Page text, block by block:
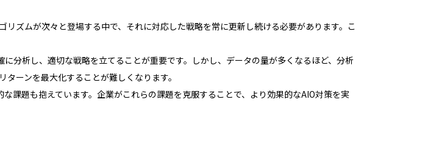
ズムが次々と登場する中で、それに対応した戦略を常に更新し続ける必要があります。こ
分析し、適切な戦略を立てることが重要です。しかし、データの量が多くなるほど、分析
ーンを最大化することが難しくなります。
課題も抱えています。企業がこれらの課題を克服することで、より効果的なAIO対策を実